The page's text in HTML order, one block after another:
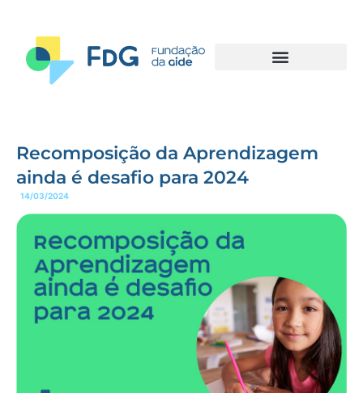
Recomposição da Aprendizagem
ainda é desafio para 2024
14/03/2024